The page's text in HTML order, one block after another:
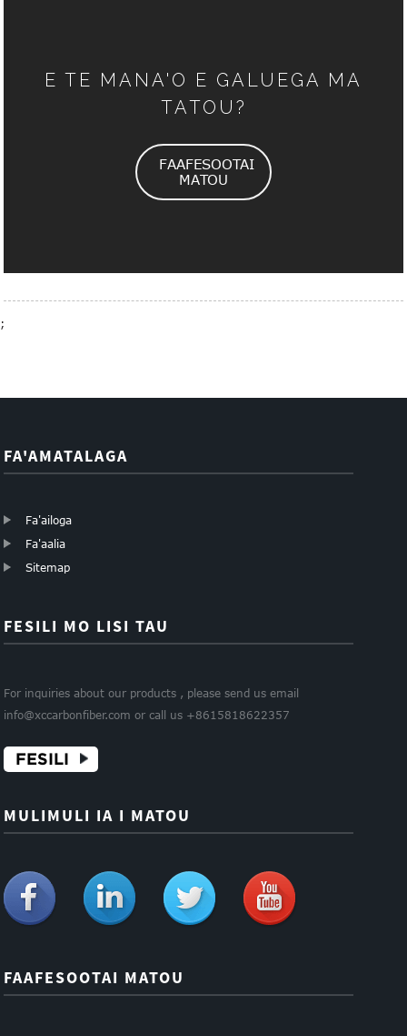
E TE MANA'O E GALUEGA MA
TATOU?
FAAFESOOTAI
MATOU
;
FA'AMATALAGA
Fa'ailoga
Fa'aalia
Sitemap
FESILI MO LISI TAU
For inquiries about our products , please send us email
info@xccarbonfiber.com or call us +8615818622357
FESILI
MULIMULI IA I MATOU
FAAFESOOTAI MATOU